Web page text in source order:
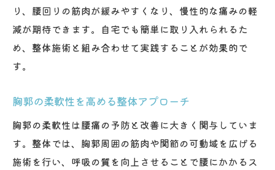
り、腰回りの筋肉が緩みやすくなり、慢性的な痛みの軽
減が期待できます。自宅でも簡単に取り入れられるた
め、整体施術と組み合わせて実践することが効果的で
す。
胸郭の柔軟性を高める整体アプローチ
胸郭の柔軟性は腰痛の予防と改善に大きく関与していま
す。整体では、胸郭周囲の筋肉や関節の可動域を広げる
施術を行い、呼吸の質を向上させることで腰にかかるス